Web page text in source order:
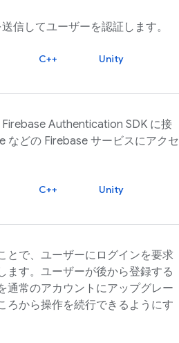
信してユーザーを認証します。
C++ Unity
Firebase Authentication SDK に接
などの Firebase サービスにアクセ
C++ Unity
とで、ユーザーにログインを要求
ます。ユーザーが後から登録する
通常のアカウントにアップグレー
ろから操作を続行できるようにす